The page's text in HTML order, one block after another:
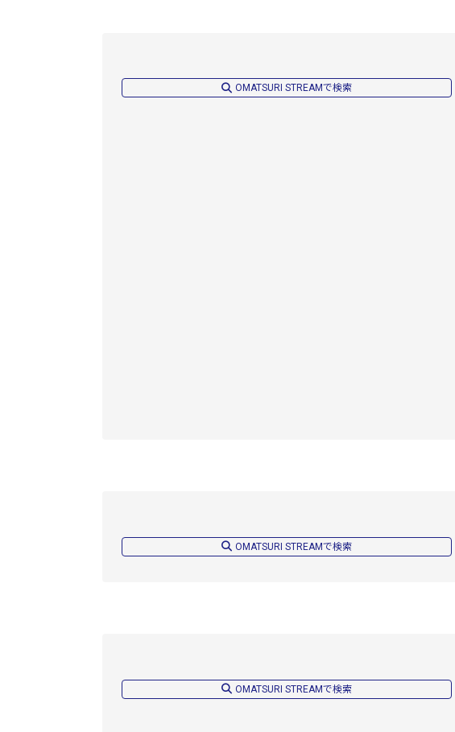
OMATSURI STREAMで検索
OMATSURI STREAMで検索
OMATSURI STREAMで検索